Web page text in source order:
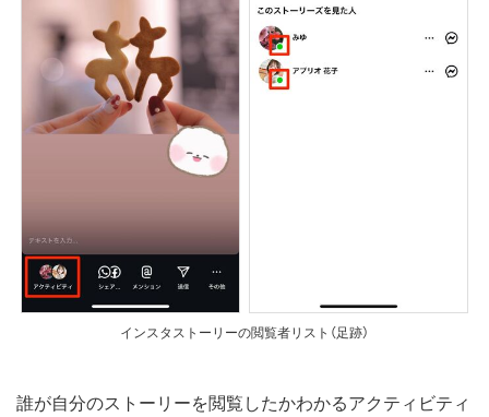
インスタストーリーの閲覧者リスト（足跡）
誰が自分のストーリーを閲覧したかわかるアクティビティ